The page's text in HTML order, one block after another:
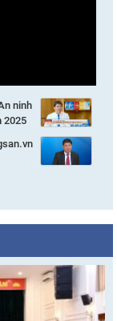
ninh
2025